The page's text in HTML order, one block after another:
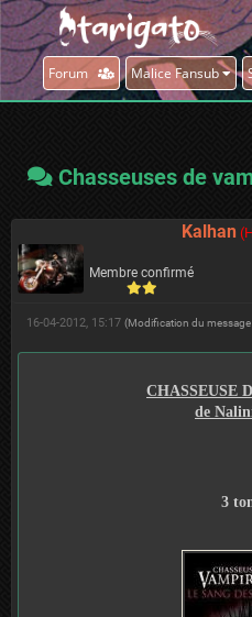
Forum Malice Fansub
Chasseuses de
Kalhan
Membre confirmé
16-04-2012, 15:17 (Modification du
CHASSEUSE
de
3